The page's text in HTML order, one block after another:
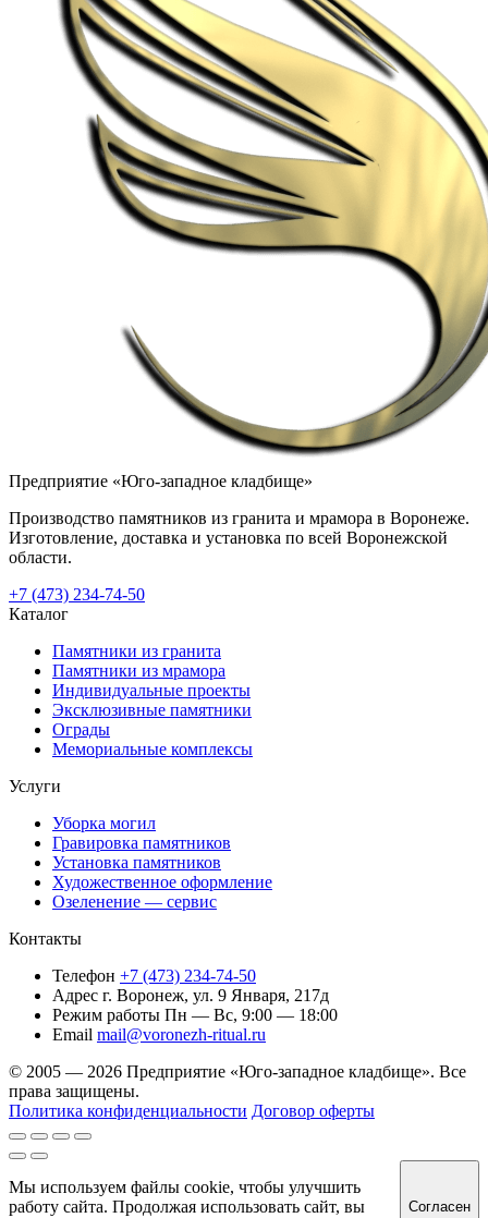
Предприятие «Юго-западное кладбище»
Производство памятников из гранита и мрамора в Воронеже.
Изготовление, доставка и установка по всей Воронежской
области.
+7 (473) 234-74-50
Каталог
Памятники из гранита
Памятники из мрамора
Индивидуальные проекты
Эксклюзивные памятники
Ограды
Мемориальные комплексы
Услуги
Уборка могил
Гравировка памятников
Установка памятников
Художественное оформление
Озеленение — сервис
Контакты
Телефон +7 (473) 234-74-50
Адрес г. Воронеж, ул. 9 Января, 217д
Режим работы Пн — Вс, 9:00 — 18:00
Email mail@voronezh-ritual.ru
© 2005 — 2026 Предприятие «Юго-западное кладбище». Все
права защищены.
Политика конфиденциальности Договор оферты
Мы используем файлы cookie, чтобы улучшить
работу сайта. Продолжая использовать сайт, вы
Согласен